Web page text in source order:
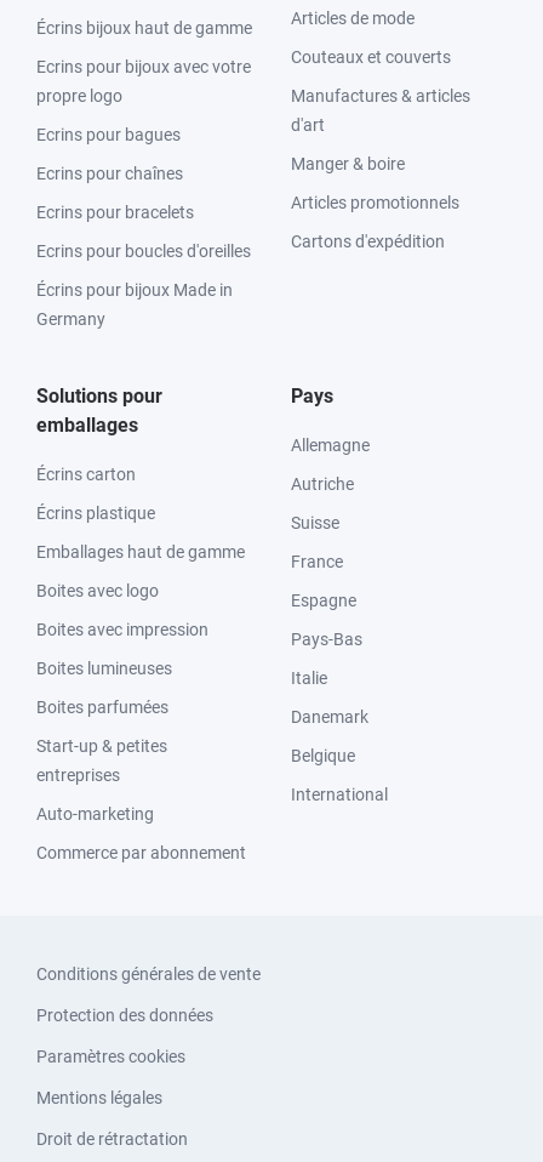
Écrins bijoux haut de gamme
Ecrins pour bijoux avec votre
propre logo
Ecrins pour bagues
Ecrins pour chaînes
Ecrins pour bracelets
Ecrins pour boucles d'oreilles
Écrins pour bijoux Made in
Germany
Articles de mode
Couteaux et couverts
Manufactures & articles
d'art
Manger & boire
Articles promotionnels
Cartons d'expédition
Solutions pour
emballages
Écrins carton
Écrins plastique
Emballages haut de gamme
Boites avec logo
Boites avec impression
Boites lumineuses
Boites parfumées
Start-up & petites
entreprises
Auto-marketing
Commerce par abonnement
Pays
Allemagne
Autriche
Suisse
France
Espagne
Pays-Bas
Italie
Danemark
Belgique
International
Conditions générales de vente
Protection des données
Paramètres cookies
Mentions légales
Droit de rétractation